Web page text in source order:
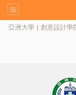
亞洲大學 | 創意設計學